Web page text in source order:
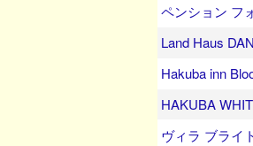
ペンション フ
Land Haus
Hakuba inn
HAKUBA
ヴィラ ブライ